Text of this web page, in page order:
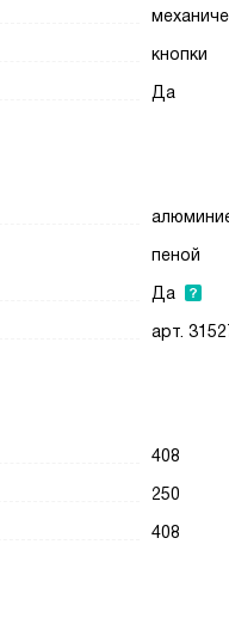
кнопки
Да
пеной
Да
арт.
408
250
408